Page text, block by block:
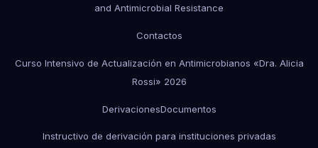
and Antimicrobial Resistance
Contactos
Curso Intensivo de Actualización en Antimicrobianos «Dra. Alicia
Rossi» 2026
DerivacionesDocumentos
Instructivo de derivación para instituciones privadas